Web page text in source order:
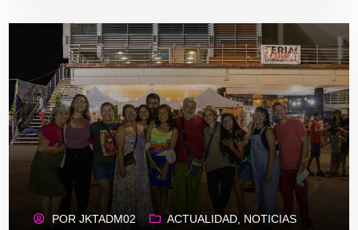
PORJKTADM02 ACTUALIDAD, NOTICIAS